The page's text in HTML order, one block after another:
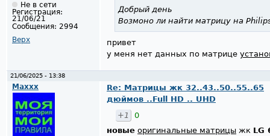
Не в сети
Регистрация:
21/06/21
Сообщения: 2994
Верх
Добрый день
Возмоно ли найти матрицу на
привет
у меня нет данных по матрице
21/06/2025 - 13:38
Maxxx
Re: Матрицы жк 32..43..50..55..65
дюймов ..Full HD .. UHD
+1
0
новые оригинальные матрицы жк LG